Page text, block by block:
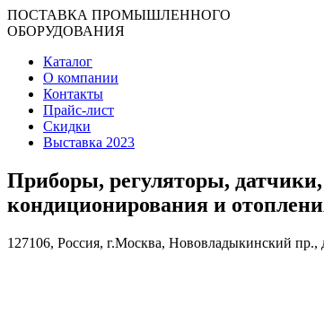
ПОСТАВКА ПРОМЫШЛЕННОГО
ОБОРУДОВАНИЯ
Каталог
О компании
Контакты
Прайс-лист
Скидки
Выставка 2023
Приборы, регуляторы,
кондиционирования и
127106, Россия, г.Москва, Нововладыкинский пр.,